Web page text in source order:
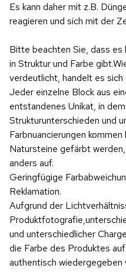
Es kann daher mit z.B.
reagieren und sich mit der
Bitte beachten Sie, dass
in Struktur und Farbe
verdeutlicht, handelt es
Jeder einzelne Block aus
entstandenes Unikat, in
Strukturunterschieden und
Farbnuancierungen kommen
Natursteine gefärbt
anders auf.
Geringfügige
Reklamation.
Aufgrund der
und unterschiedlicher
die Farbe des Produktes
authentisch wiedergegeben